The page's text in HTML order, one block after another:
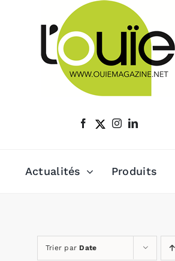
Actualités Produits
Trier parDate